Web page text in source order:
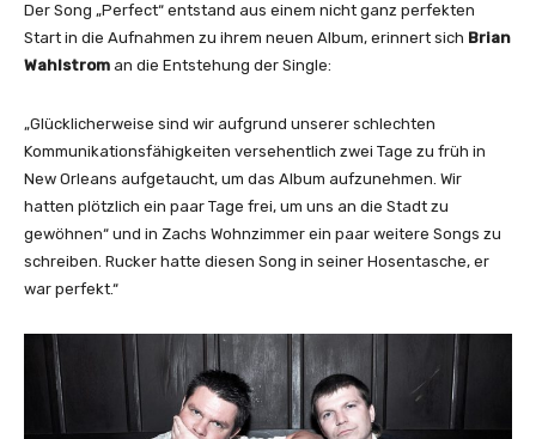
e
Der Song „Perfect“ entstand aus einem nicht ganz perfekten
Start in die Aufnahmen zu ihrem neuen Album, erinnert sich Brian
Wahlstrom an die Entstehung der Single:
„Glücklicherweise sind wir aufgrund unserer schlechten
Kommunikationsfähigkeiten versehentlich zwei Tage zu früh in
New Orleans aufgetaucht, um das Album aufzunehmen. Wir
hatten plötzlich ein paar Tage frei, um uns an die Stadt zu
gewöhnen“ und in Zachs Wohnzimmer ein paar weitere Songs zu
schreiben. Rucker hatte diesen Song in seiner Hosentasche, er
war perfekt.“